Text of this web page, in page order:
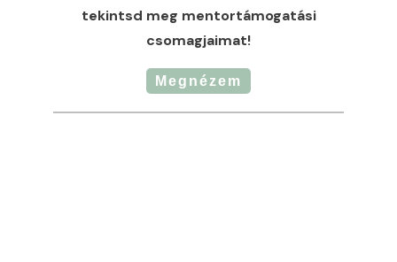
tekintsd meg mentortámogatási
csomagjaimat!
Megnézem